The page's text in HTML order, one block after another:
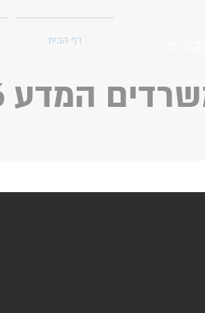
דף הבית
המדע 6 הרצליה